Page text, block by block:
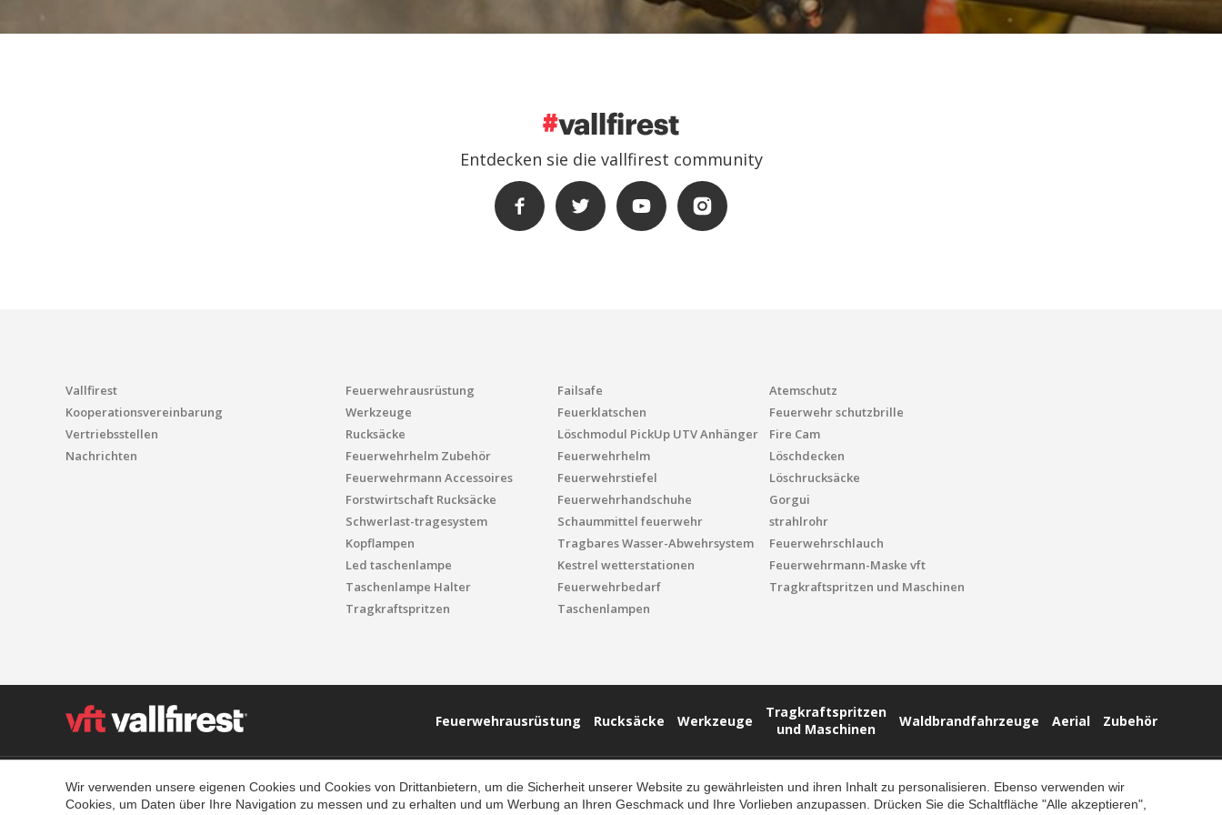
Entdecken sie die vallfirest community
Vallfirest
Kooperationsvereinbarung
Vertriebsstellen
Nachrichten
Feuerwehrausrüstung
Werkzeuge
Rucksäcke
Feuerwehrhelm Zubehör
Feuerwehrmann Accessoires
Forstwirtschaft Rucksäcke
Schwerlast-tragesystem
Kopflampen
Led taschenlampe
Taschenlampe Halter
Tragkraftspritzen
Failsafe
Feuerklatschen
Löschmodul PickUp UTV Anhänger
Feuerwehrhelm
Feuerwehrstiefel
Feuerwehrhandschuhe
Schaummittel feuerwehr
Tragbares Wasser-Abwehrsystem
Kestrel wetterstationen
Feuerwehrbedarf
Taschenlampen
Atemschutz
Feuerwehr schutzbrille
Fire Cam
Löschdecken
Löschrucksäcke
Gorgui
strahlrohr
Feuerwehrschlauch
Feuerwehrmann-Maske vft
Tragkraftspritzen und Maschinen
Feuerwehrausrüstung Rucksäcke Werkzeuge
Tragkraftspritzen
und Maschinen
Waldbrandfahrzeuge Aerial Zubehör
Polígon Industrial el Molinot, SN - 08471 Vallgorguina
T. (+34) 93 867 87 79 F. (+34) 93 688 96 25
Wir verwenden unsere eigenen Cookies und Cookies von Drittanbietern, um die Sicherheit unserer Website zu gewährleisten und ihren Inhalt zu personalisieren. Ebenso verwenden wir
Cookies, um Daten über Ihre Navigation zu messen und zu erhalten und um Werbung an Ihren Geschmack und Ihre Vorlieben anzupassen. Drücken Sie die Schaltfläche "Alle akzeptieren",